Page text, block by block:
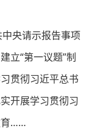
央请示报告事项
立“第一议题”制
贯彻习近平总书
开展学习贯彻习
育……